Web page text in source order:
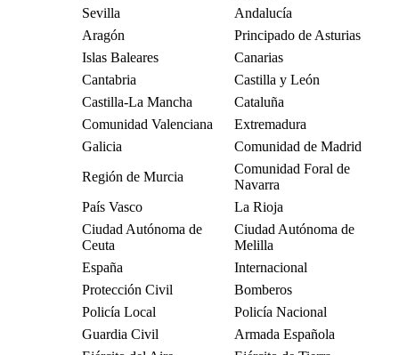
Sevilla
Andalucía
Aragón
Principado de Asturias
Islas Baleares
Canarias
Cantabria
Castilla y León
Castilla-La Mancha
Cataluña
Comunidad Valenciana
Extremadura
Galicia
Comunidad de Madrid
Región de Murcia
Comunidad Foral de
Navarra
País Vasco
La Rioja
Ciudad Autónoma de
Ceuta
Ciudad Autónoma de
Melilla
España
Internacional
Protección Civil
Bomberos
Policía Local
Policía Nacional
Guardia Civil
Armada Española